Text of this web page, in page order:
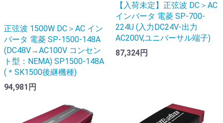
正弦波 1500W DC＞AC イン
バータ 電菱 SP-1500-148A
(DC48V→AC100V コンセン
ト型：NEMA) SP1500-148A
(＊SK1500後継機種)
94,981円
【入荷未定】正弦波 DC＞AC
インバータ 電菱 SP-700-
224U (入力DC24V-出力
AC200V,ユニバーサル端子)
87,324円